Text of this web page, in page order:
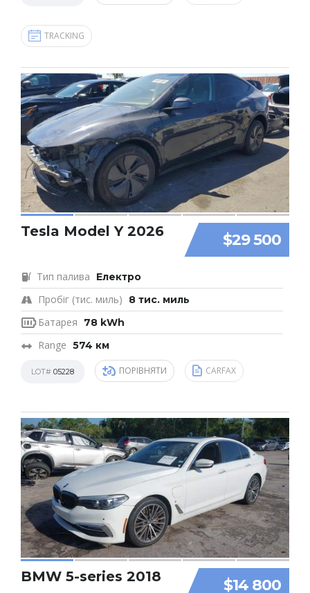
TRACKING
$29 500
Tesla Model Y 2026
Тип палива Електро
Пробіг (тис. миль) 8 тис. миль
Батарея 78 kWh
Range 574 км
LOT# 05228 ПОРІВНЯТИ CARFAX
$14 800
BMW 5-series 2018